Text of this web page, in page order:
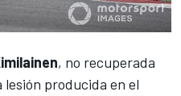
, no recuperada
producida en el